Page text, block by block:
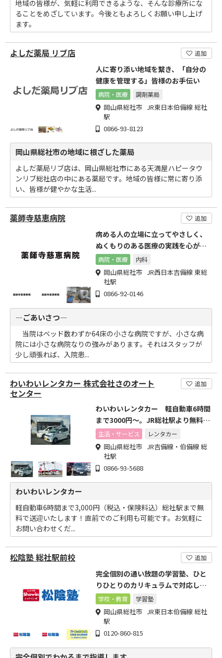
地域の皆様が、気軽に利用できるような、そんな診療所にな
ることをめざしています。今後ともよろしくお願い申し上げ
ます。
よしだ薬局 リブ店 追加
人に寄り添い地域を繋き、「自分の
健康を管理する」皆様のお手伝い
病院・医療 調剤薬局
岡山県総社市 JR東日本伯備線 総社
駅
0866-93-8123
岡山県総社市の地域に根ざした薬局
よしだ薬局リブ店は、岡山県総社市にある天満屋ハピータウ
ンリブ総社店の中にある薬局です。地域の皆様に常に寄り添
い、皆様が健やかな生活...
薬師寺慈恵病院 追加
病める人の立場に立ってやさしく、
ぬくもりのある医療の実践を心がけ
ていきます
病院・医療 内科
岡山県総社市 JR西日本吉備線 東総
社駅
0866-92-0146
―ごあいさつ―
当院はベッド数わずか64床の小さな病院ですが、小さな病
院には小さな病院なりの強みがあります。それはスタッフが
少し頑張れば、入院患...
わいわいレンタカー 株式会社さのオート
センター
追加
わいわいレンタカー 軽自動車6時間
まで3000円～。JR総社駅より無料送
迎いたします。
生活・サービス レンタカー
岡山県総社市 JR吉備線・伯備線 総
社駅
0866-93-5688
わいわいレンタカー
軽自動車6時間まで3,000円（税込・保険料込）総社駅まで無
料で送迎いたします！直前でのご利用も可能です。お気軽に
お問い合わせくだ...
松陰塾 総社駅前校 追加
完全個別の通い放題の学習塾、ひと
りひとりのカリキュラムで対応しま
す学校・教育 学習塾
岡山県総社市 JR東日本伯備線 総社
駅
0120-860-815